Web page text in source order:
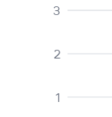
1
2
3